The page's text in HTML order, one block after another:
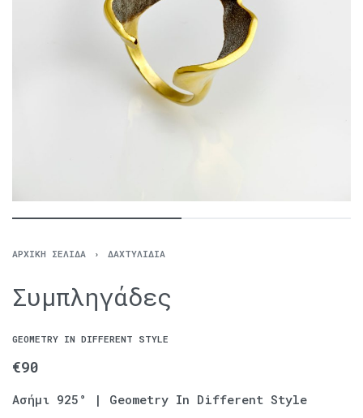
ΑΡΧΙΚΉ ΣΕΛΊΔΑ › ΔΑΧΤΥΛΊΔΙΑ
Συμπληγάδες
GEOMETRY IN DIFFERENT STYLE
€90
Ασήμι 925° | Geometry In Different Style